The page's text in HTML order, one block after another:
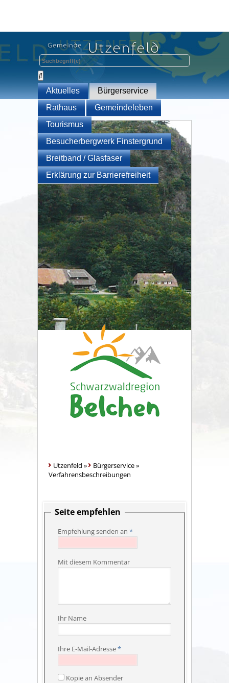
Aktuelles
Bürgerservice
Rathaus
Gemeindeleben
Tourismus
Besucherbergwerk Finstergrund
Breitband / Glasfaser
Erklärung zur Barrierefreiheit
Utzenfeld » Bürgerservice»
Verfahrensbeschreibungen
Seite empfehlen
Empfehlung senden an *
Mit diesem Kommentar
Ihr Name
Ihre E-Mail-Adresse*
Kopie an Absender